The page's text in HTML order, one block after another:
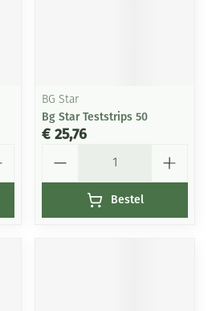
BG Star
Bg Star Teststrips 50
€ 25,76
Bestel